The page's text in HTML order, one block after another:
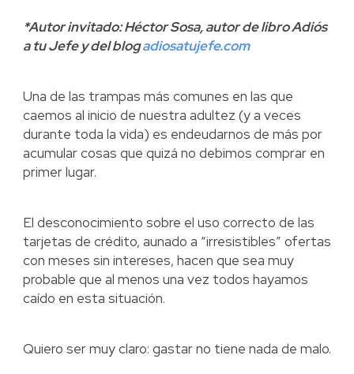
*Autor invitado: Héctor Sosa, autor de libro Adiós
a tu Jefe y del blogadiosatujefe.com
Una de las trampas más comunes en las que
caemos al inicio de nuestra adultez (y a veces
durante toda la vida) es endeudarnos de más por
acumular cosas que quizá no debimos comprar en
primer lugar.
El desconocimiento sobre el uso correcto de las
tarjetas de crédito, aunado a “irresistibles” ofertas
con meses sin intereses, hacen que sea muy
probable que al menos una vez todos hayamos
caído en esta situación.
Quiero ser muy claro: gastar no tiene nada de malo.